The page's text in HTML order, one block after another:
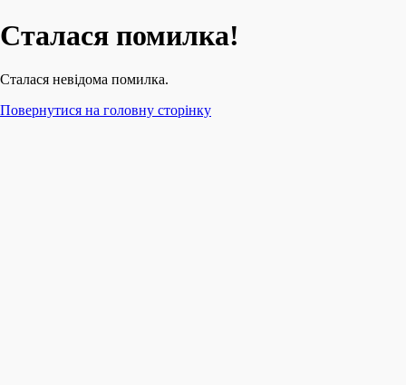
Сталася помилка!
Сталася невідома помилка.
Повернутися на головну сторінку